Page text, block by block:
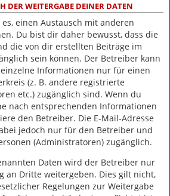
DER WEITERGABE DEINER DATEN
einen Austausch mit anderen
Du bist dir daher bewusst, dass die
die von dir erstellten Beiträge im
sein können. Der Betreiber kann
Informationen nur für einen
(z. B. andere registrierte
etc.) zugänglich sind. Wenn du
nach entsprechenden Informationen
den Betreiber. Die E-Mail-Adresse
jedoch nur für den Betreiber und
(Administratoren) zugänglich.
Daten wird der Betreiber nur
an Dritte weitergeben. Dies gilt nicht,
Regelungen zur Weitergabe